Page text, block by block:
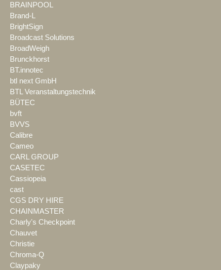
BRAINPOOL
Brand-L
BrightSign
Broadcast Solutions
BroadWeigh
Brunckhorst
BT.innotec
btl next GmbH
BTL Veranstaltungstechnik
BÜTEC
bvft
BVVS
Calibre
Cameo
CARL GROUP
CASETEC
Cassiopeia
cast
CGS DRY HIRE
CHAINMASTER
Charly's Checkpoint
Chauvet
Christie
Chroma-Q
Claypaky